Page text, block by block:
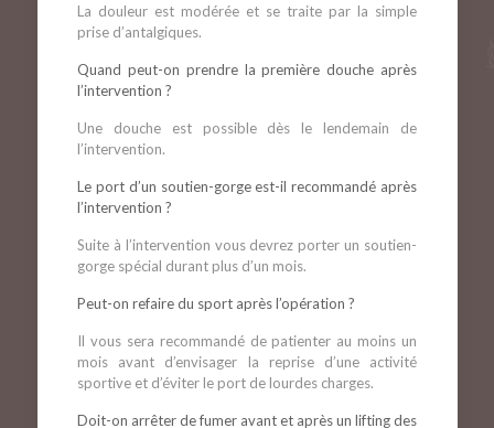
La douleur est modérée et se traite par la simple
prise d’antalgiques.
Quand peut-on prendre la première douche après
l’intervention ?
Une douche est possible dès le lendemain de
l’intervention.
Le port d’un soutien-gorge est-il recommandé après
l’intervention ?
Suite à l’intervention vous devrez porter un soutien-
gorge spécial durant plus d’un mois.
Peut-on refaire du sport après l’opération ?
Il vous sera recommandé de patienter au moins un
mois avant d’envisager la reprise d’une activité
sportive et d’éviter le port de lourdes charges.
Doit-on arrêter de fumer avant et après un lifting des